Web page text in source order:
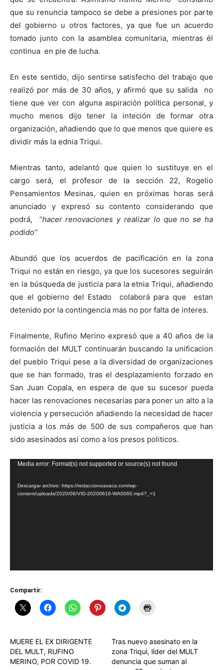
que su renuncia tampoco se debe a presiones por parte
del gobierno u otros factores, ya que fue un acuerdo
tomado junto con la asamblea comunitaria, mientras él
continua en pie de lucha.
En este sentido, dijo sentirse satisfecho del trabajo que
realizó por más de 30 años, y afirmó que su salida no
tiene que ver con alguna aspiración política personal, y
mucho menos dijo tener la inteción de formar otra
organización, añadiendo que lo que menos que quiere es
dividir más la ednia Triqui.
Mientras tanto, adelantó que quien lo sustituye en el
cargo será, el profesor de la sección 22, Rogelio
Pensamientos Mesinas, quien en próximas horas será
anunciado y expresó su contento considerando que
podrá, “hacer renovaciones y realizar lo que no se ha
podido”
Abundó que los acuerdos de pacificación en la zona
Triqui no están en riesgo, ya que los sucesores seguirán
en la búsqueda de justicia para la etnia Triqui, añadiendo
que el gobierno del Estado colaborá para que estan
detenido por la contingencia mas no por falta de interes.
Finalmente, Rufino Merino expresó que a 40 años de la
formación del MULT continuarán buscando la unificacion
del pueblo Triqui pese a la diversidad de organizaciones
que se han formado, tras el desplazamiento forzado en
San Juan Copala, en espera de que su sucesor pueda
hacer las renovaciones necesarias para poner un alto a la
violencia y persecución añadiendo la necesidad de hacer
justicia a los más de 500 de sus compañeros que han
sido asesinados así como a los presos politicos.
Reproductor
vídeo
Media error: Format(s) not supported or source(s) not found
Descargar archivo: https://redaccionoaxaca.com/wp-
content/uploads/2020/06/VID-20200616-WA0060.mp4?_=1
Compartir:
MUERE EL EX DIRIGENTE
DEL MULT, RUFINO
MERINO, POR COVID 19.
Tras nuevo asesinato en la
zona Triqui, líder del MULT
denuncia que suman al